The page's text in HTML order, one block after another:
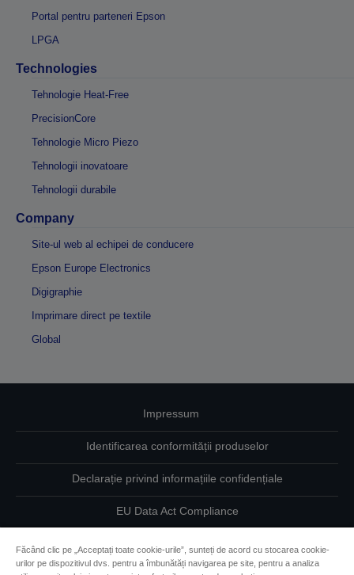
Portal pentru parteneri Epson
LPGA
Technologies
Tehnologie Heat-Free
PrecisionCore
Tehnologie Micro Piezo
Tehnologii inovatoare
Tehnologii durabile
Company
Site-ul web al echipei de conducere
Epson Europe Electronics
Digigraphie
Imprimare direct pe textile
Global
Impressum
Identificarea conformității produselor
Declarație privind informațiile confidențiale
EU Data Act Compliance
Făcând clic pe „Acceptați toate cookie-urile”, sunteți de acord cu stocarea cookie-
urilor pe dispozitivul dvs. pentru a îmbunătăți navigarea pe site, pentru a analiza